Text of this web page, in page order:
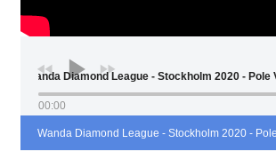
Wanda Diamond League - Stockholm 2020 -
00:00